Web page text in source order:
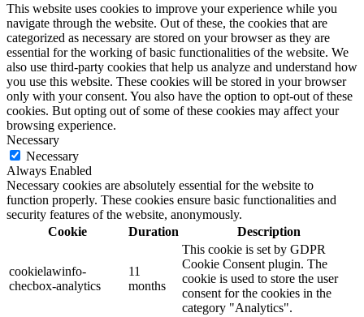
This website uses cookies to improve your experience while you
navigate through the website. Out of these, the cookies that are
categorized as necessary are stored on your browser as they are
essential for the working of basic functionalities of the website. We
also use third-party cookies that help us analyze and understand how
you use this website. These cookies will be stored in your browser
only with your consent. You also have the option to opt-out of these
cookies. But opting out of some of these cookies may affect your
browsing experience.
Necessary
Necessary
Always Enabled
Necessary cookies are absolutely essential for the website to
function properly. These cookies ensure basic functionalities and
security features of the website, anonymously.
Cookie
Duration Description
cookielawinfo-
checbox-analytics
11
months
This cookie is set by GDPR
Cookie Consent plugin. The
cookie is used to store the user
consent for the cookies in the
category "Analytics".